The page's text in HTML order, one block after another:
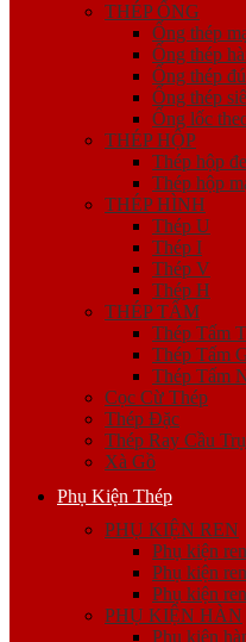
THÉP ỐNG
Ống thép
Ống thép
Ống thép
Ống thép
Ống lốc
THÉP HỘP
Thép hộp
Thép hộp
THÉP HÌNH
Thép U
Thép I
Thép V
Thép H
THÉP TẤM
Thép Tấm
Thép Tấm
Thép Tấm
Cọc Cừ Thép
Thép Đặc
Thép Ray Cầu
Xà Gồ
Phụ Kiện Thép
PHỤ KIỆN REN
Phụ kiện
Phụ kiện
Phụ kiện
PHỤ KIỆN HÀN
Phụ kiện